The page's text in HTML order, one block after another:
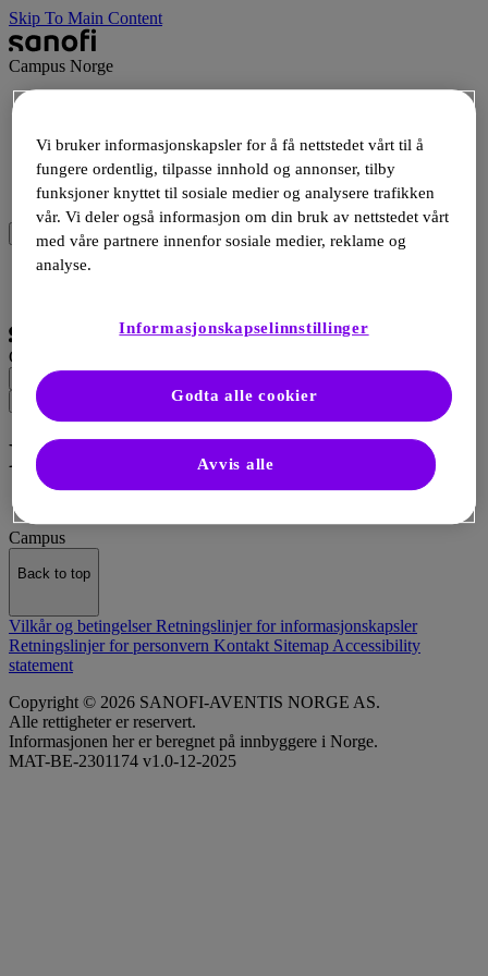
Skip To Main Content
Campus Norge
Arrangementer
Produkter
Webshop
Logg Inn
Campus Norge
Kardiologi
Campus
Back to top
Vilkår og betingelserRetningslinjer for informasjonskapsler
Retningslinjer for personvern Kontakt Sitemap Accessibility
statement
Copyright © 2026 SANOFI-AVENTIS NORGE AS.
Alle rettigheter er reservert.
Informasjonen her er beregnet på innbyggere i Norge.
MAT-BE-2301174 v1.0-12-2025
Vi bruker informasjonskapsler for å få nettstedet vårt til å
fungere ordentlig, tilpasse innhold og annonser, tilby
funksjoner knyttet til sosiale medier og analysere trafikken
vår. Vi deler også informasjon om din bruk av nettstedet vårt
med våre partnere innenfor sosiale medier, reklame og
analyse.
Informasjonskapselinnstillinger
Avvis alle
Godta alle cookier